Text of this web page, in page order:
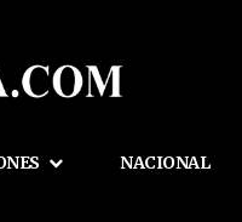
NACIONAL